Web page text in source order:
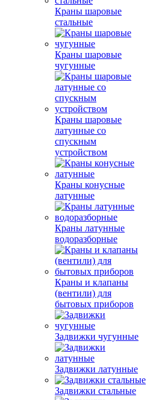
Краны шаровые
стальные
Краны шаровые
чугунные
Краны шаровые
латунные со
спускным
устройством
Краны конусные
латунные
Краны латунные
водоразборные
Краны и клапаны
(вентили) для
бытовых приборов
Задвижки чугунные
Задвижки латунные
Задвижки стальные